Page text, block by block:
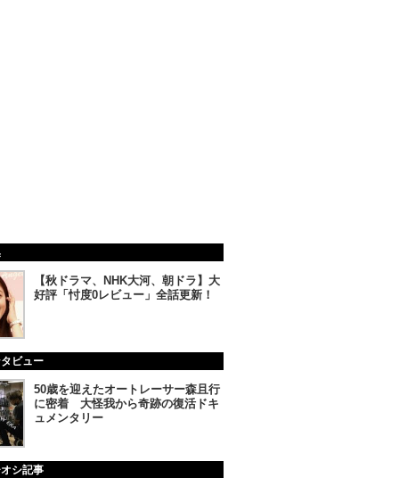
【秋ドラマ、NHK大河、朝ドラ】大
好評「忖度0レビュー」全話更新！
ビュー
50歳を迎えたオートレーサー森且行
に密着 大怪我から奇跡の復活ドキ
ュメンタリー
シ記事